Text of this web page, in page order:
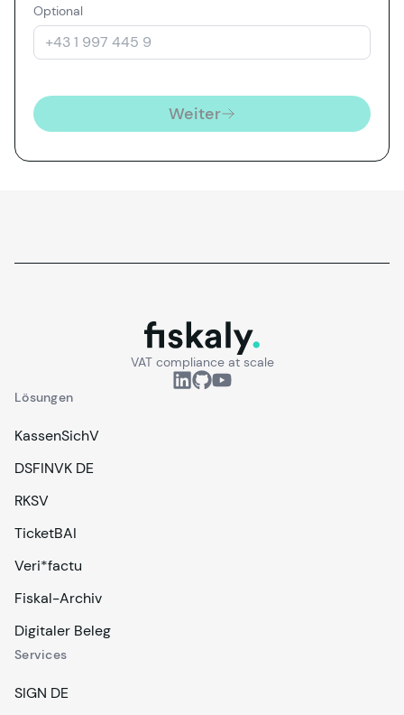
Optional
Weiter
fiskaly.
VAT compliance at scale
Lösungen
KassenSichV
DSFINVK DE
RKSV
TicketBAI
Veri*factu
Fiskal-Archiv
Digitaler Beleg
Services
SIGN DE